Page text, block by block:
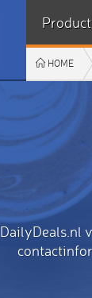
HOME
DailyDeals.nl